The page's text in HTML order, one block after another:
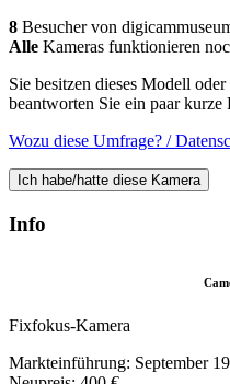
8 Besucher von
Alle Kameras funktionieren
Sie besitzen dieses Modell
beantworten Sie ein paar kurze
Wozu diese Umfrage? /
Ich habe/hatte diese Kamera
Info
Fixfokus-Kamera
Markteinführung: September